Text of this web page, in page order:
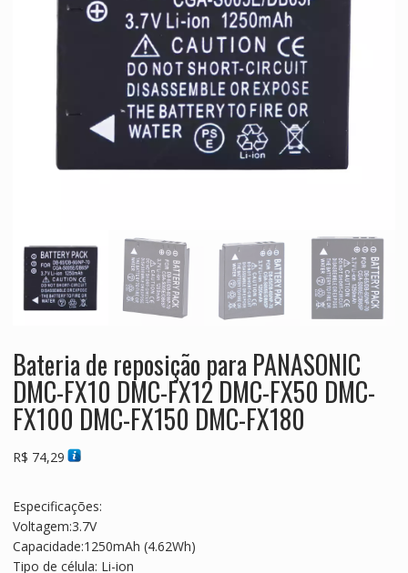
Bateria de reposição para PANASONIC
DMC-FX10 DMC-FX12 DMC-FX50 DMC-
FX100 DMC-FX150 DMC-FX180
R$ 74,29
Especificações:
Voltagem:3.7V
Capacidade:1250mAh (4.62Wh)
Tipo de célula: Li-ion